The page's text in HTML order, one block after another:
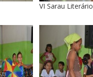
VI Sarau Literário